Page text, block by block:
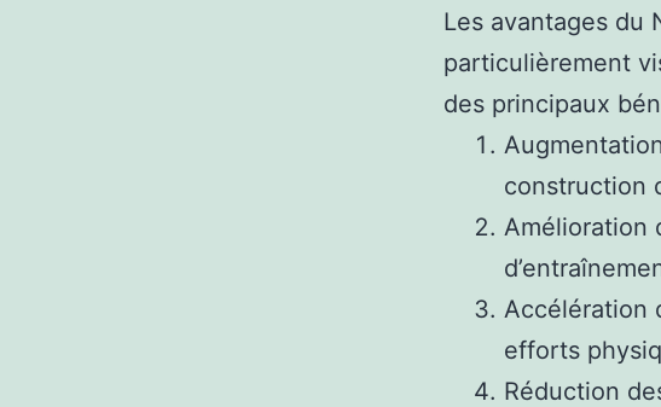
Les avantages du
particulièrement
des principaux
construction
Amélioration
Accélération
efforts
Réduction